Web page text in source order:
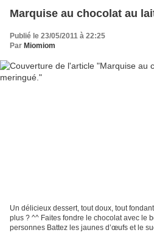
Marquise au chocolat au
Publié le 23/05/2011 à 22:25
Par Miomiom
Un délicieux dessert, tout doux, tout
plus ? ^^ Faites fondre le chocolat avec le
personnes Battez les jaunes d’œufs et le